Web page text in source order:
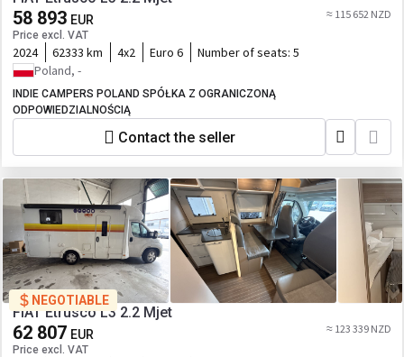
58 893 EUR
Price excl. VAT
≈ 115 652 NZD
2024 62333 km 4x2 Euro 6 Number of seats: 5
Poland, -
INDIE CAMPERS POLAND SPÓŁKA Z OGRANICZONĄ
ODPOWIEDZIALNOŚCIĄ
Contact the seller
NEGOTIABLE
FIAT Etrusco L3 2.2 Mjet
62 807 EUR
Price excl. VAT
≈ 123 339 NZD